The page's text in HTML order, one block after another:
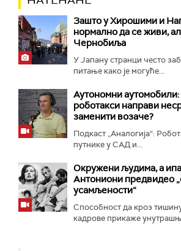
Зашто у Хирошими и
нормално да се живи,
Чернобиља
У Јапану странци често
питање како је могуће...
Аутономни аутомобили:
роботакси направи
заменити возаче?
Подкаст „Аналогија“:
путнике у САД и...
Окружени људима, а
Антониони предвидео
усамљености“
Способност да кроз
кадрове прикаже